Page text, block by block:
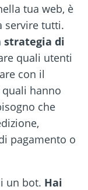
tua web, è
servire tutti.
strategia di
quali utenti
con il
hanno
che
pagamento o
un bot. Hai